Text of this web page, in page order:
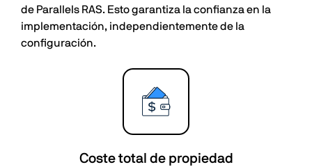
de Parallels RAS. Esto garantiza la confianza en la
implementación, independientemente de la
configuración.
Coste total de propiedad